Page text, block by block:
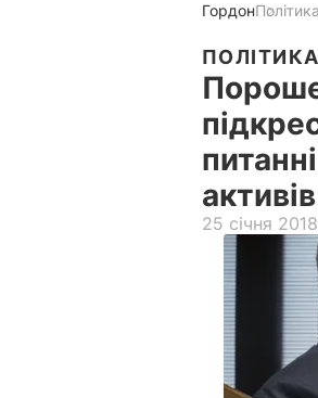
ГордонПолітика
ПОЛІТИКА
25 січня